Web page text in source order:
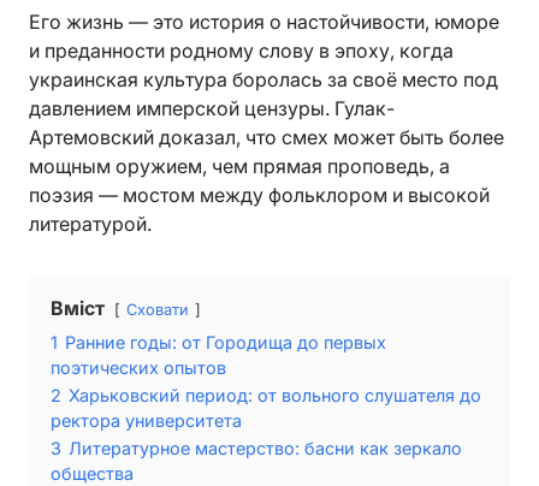
Его жизнь — это история о настойчивости, юморе
и преданности родному слову в эпоху, когда
украинская культура боролась за своё место под
давлением имперской цензуры. Гулак-
Артемовский доказал, что смех может быть более
мощным оружием, чем прямая проповедь, а
поэзия — мостом между фольклором и высокой
литературой.
Вміст Сховати
1 Ранние годы: от Городища до первых
поэтических опытов
2 Харьковский период: от вольного слушателя до
ректора университета
3 Литературное мастерство: басни как зеркало
общества